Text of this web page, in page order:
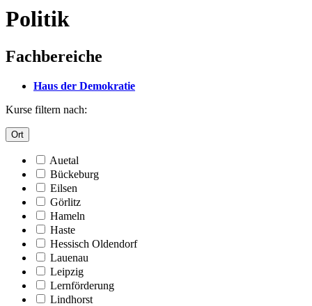
Politik
Fachbereiche
Haus der Demokratie
Kurse filtern nach:
Ort
Auetal
Bückeburg
Eilsen
Görlitz
Hameln
Haste
Hessisch Oldendorf
Lauenau
Leipzig
Lernförderung
Lindhorst